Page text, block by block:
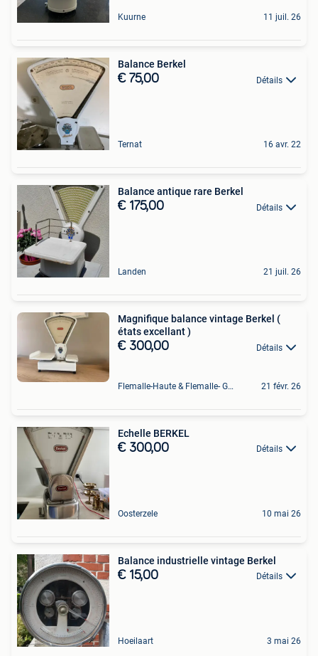
Kuurne 11 juil. 26
Balance Berkel
€ 75,00 Détails
Ternat 16 avr. 22
Balance antique rare Berkel
€ 175,00 Détails
Landen 21 juil. 26
Magnifique balance vintage Berkel (
états excellant )
€ 300,00 Détails
Flemalle-Haute & Flemalle- Grande & Partie Awirs 21 févr. 26
Echelle BERKEL
€ 300,00 Détails
Oosterzele 10 mai 26
Balance industrielle vintage Berkel
€ 15,00 Détails
Hoeilaart 3 mai 26